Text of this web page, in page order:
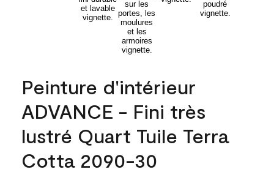
Peinture d'intérieur
ADVANCE - Fini très
lustré Quart Tuile Terra
Cotta 2090-30